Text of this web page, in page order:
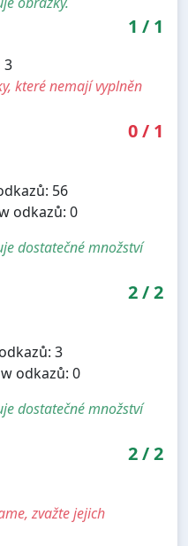
1 / 1
3
které nemají vyplněn
0/ 1
56
odkazů: 0
dostatečné množství
2/2
3
odkazů: 0
dostatečné množství
2/2
zvažte jejich